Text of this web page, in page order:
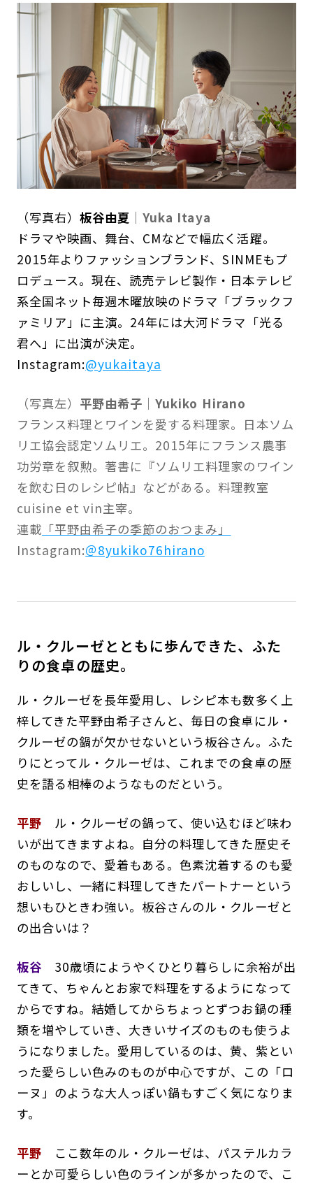
（写真右）板谷由夏 ｜Yuka Itaya
ドラマや映画、舞台、CMなどで幅広く活躍。
2015年よりファッションブランド、SINMEもプ
ロデュース。現在、読売テレビ製作・日本テレビ
系全国ネット毎週木曜放映の ドラマ「ブラックフ
ァミリア」に主演。24年には大河ドラマ「光る
君へ」に出演が決定。
Instagram:@yukaitaya
（写真左） 平野由希子｜Yukiko Hirano
フランス料理とワインを愛する料理家。日本ソム
リエ協会認定ソムリエ。2015年にフランス農事
功労章を叙勲。著書に『ソムリエ料理家のワイン
を飲む日のレシピ帖』などがある。料理教室
cuisine et vin主宰。
連載 「平野由希子の季節のおつまみ」
Instagram:＠8yukiko76hirano
ル・クルーゼとともに歩んできた、ふた
りの食卓の歴史。
ル・クルーゼを長年愛用し、レシピ本も数多く上
梓してきた平野由希子さんと、毎日の食卓にル・
クルーゼの鍋が欠かせないという板谷さん。ふた
りにとってル・クルーゼは、これまでの食卓の歴
史を語る相棒のようなものだという。
平野 ル・クルーゼの鍋って、使い込むほど味わ
いが出てきますよね。自分の料理してきた歴史そ
のものなので、愛着もある。色素沈着するのも愛
おしいし、一緒に料理してきたパートナーという
想いもひときわ強い。板谷さんのル・クルーゼと
の出合いは？
板谷 30歳頃にようやくひとり暮らしに余裕が出
てきて、ちゃんとお家で料理をするようになって
からですね。結婚してからちょっとずつお鍋の種
類を増やしていき、大きいサイズのものも使うよ
うになりました。愛用しているのは、黄、紫とい
った愛らしい色みのものが中心ですが、この「ロ
ーヌ」のような大人っぽい鍋もすごく気になりま
す。
平野 ここ数年のル・クルーゼは、パステルカラ
ーとか可愛らしい色のラインが多かったので、こ